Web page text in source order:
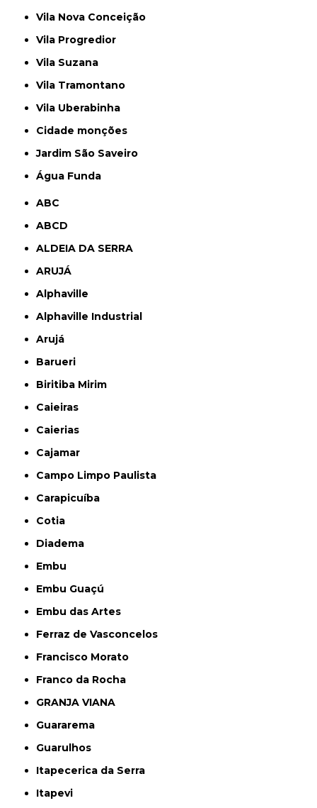
Vila Nova Conceição
Vila Progredior
Vila Suzana
Vila Tramontano
Vila Uberabinha
cidade monções
jardim São Saveiro
Água Funda
ABC
ABCD
ALDEIA DA SERRA
ARUJÁ
Alphaville
Alphaville Industrial
Arujá
Barueri
Biritiba Mirim
Caieiras
Caierias
Cajamar
Campo Limpo Paulista
Carapicuíba
Cotia
Diadema
Embu
Embu Guaçú
Embu das Artes
Ferraz de Vasconcelos
Francisco Morato
Franco da Rocha
GRANJA VIANA
Guararema
Guarulhos
Itapecerica da Serra
Itapevi